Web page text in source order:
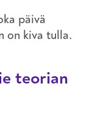
päivä
on kiva tulla.
teorian